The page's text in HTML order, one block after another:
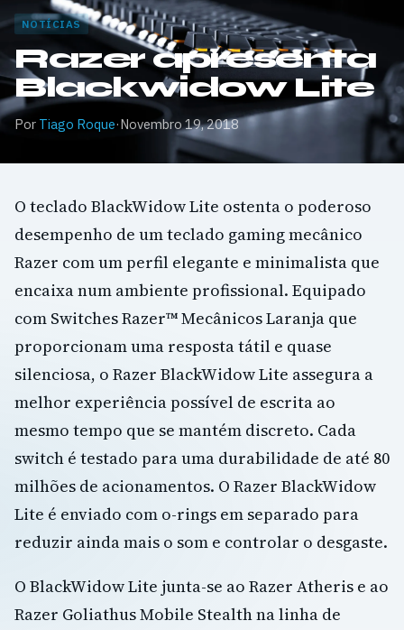
NOTÍCIAS
Razer apresenta
Blackwidow Lite
Por Tiago Roque·Novembro 19, 2018
O teclado BlackWidow Lite ostenta o poderoso
desempenho de um teclado gaming mecânico
Razer com um perfil elegante e minimalista que
encaixa num ambiente profissional. Equipado
com Switches Razer™ Mecânicos Laranja que
proporcionam uma resposta tátil e quase
silenciosa, o Razer BlackWidow Lite assegura a
melhor experiência possível de escrita ao
mesmo tempo que se mantém discreto. Cada
switch é testado para uma durabilidade de até 80
milhões de acionamentos. O Razer BlackWidow
Lite é enviado com o-rings em separado para
reduzir ainda mais o som e controlar o desgaste.
O BlackWidow Lite junta-se ao Razer Atheris e ao
Razer Goliathus Mobile Stealth na linha de